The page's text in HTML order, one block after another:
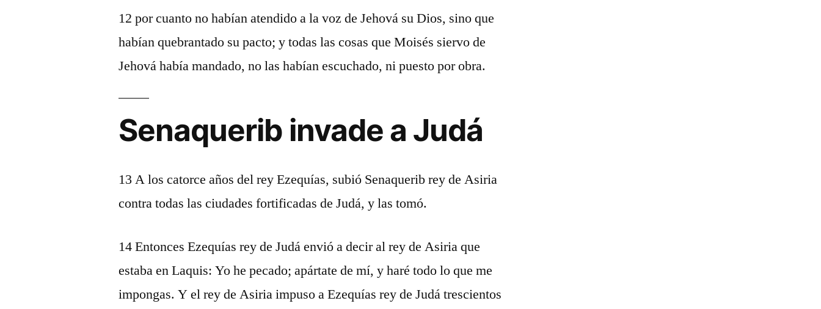
12 por cuanto no habían atendido a la voz de Jehová su Dios, sino que
habían quebrantado su pacto; y todas las cosas que Moisés siervo de
Jehová había mandado, no las habían escuchado, ni puesto por obra.
Senaquerib invade a Judá
13 A los catorce años del rey Ezequías, subió Senaquerib rey de Asiria
contra todas las ciudades fortificadas de Judá, y las tomó.
14 Entonces Ezequías rey de Judá envió a decir al rey de Asiria que
estaba en Laquis: Yo he pecado; apártate de mí, y haré todo lo que me
impongas. Y el rey de Asiria impuso a Ezequías rey de Judá trescientos